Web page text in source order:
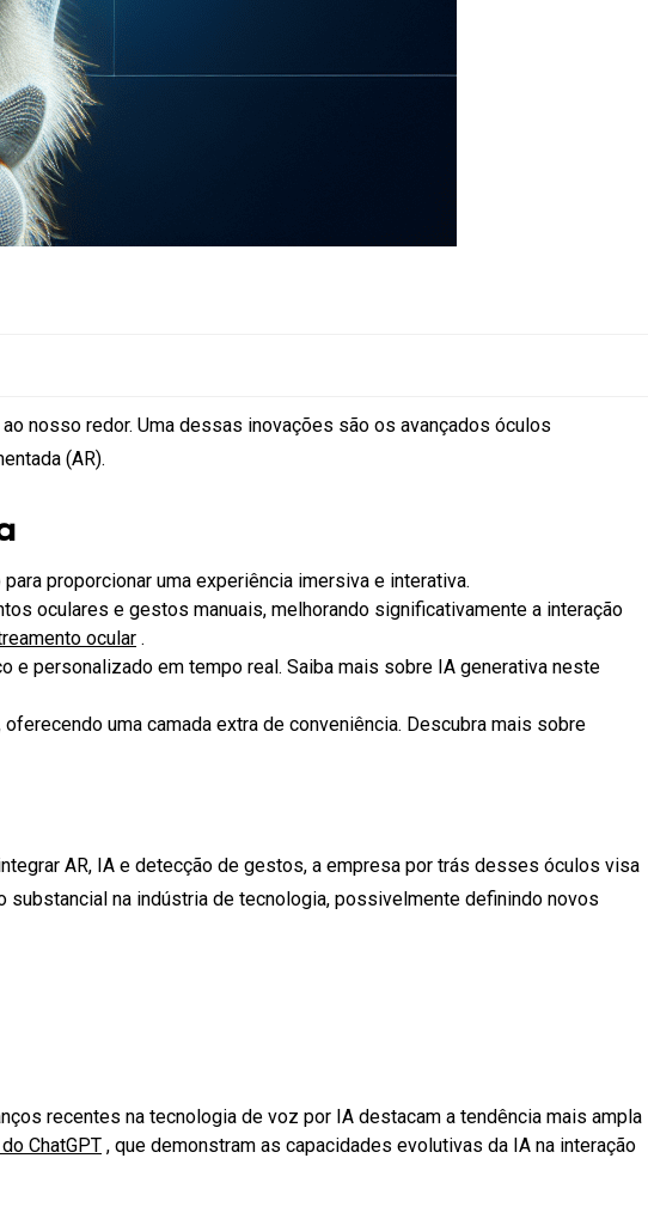
nosso redor. Uma dessas inovações são os avançados óculos
(AR).
proporcionar uma experiência imersiva e interativa.
oculares e gestos manuais, melhorando significativamente a interação
ocular .
e personalizado em tempo real. Saiba mais sobre IA generativa neste
uma camada extra de conveniência. Descubra mais sobre
AR, IA e detecção de gestos, a empresa por trás desses óculos visa
substancial na indústria de tecnologia, possivelmente definindo novos
recentes na tecnologia de voz por IA destacam a tendência mais ampla
ChatGPT , que demonstram as capacidades evolutivas da IA na interação